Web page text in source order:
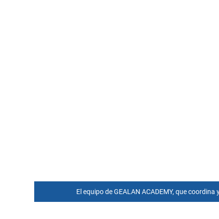
El equipo de GEALAN ACADEMY, que